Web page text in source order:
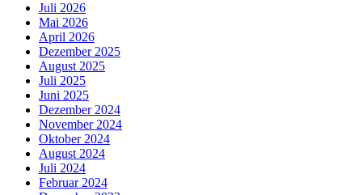
Juli 2026
Mai 2026
April 2026
Dezember 2025
August 2025
Juli 2025
Juni 2025
Dezember 2024
November 2024
Oktober 2024
August 2024
Juli 2024
Februar 2024